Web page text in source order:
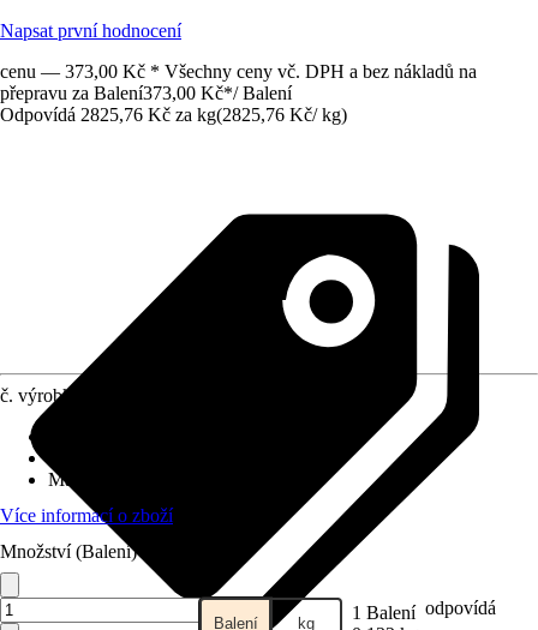
Napsat první hodnocení
cenu — 373,00 Kč * Všechny ceny vč. DPH a bez nákladů na
přepravu za Balení373,00 Kč*/ Balení
Odpovídá 2825,76 Kč za kg(2825,76 Kč/ kg)
č. výrobku
Materiál
Více informací o zboží
Množství (Balení)
Balení kg 1 Balení odpovídá